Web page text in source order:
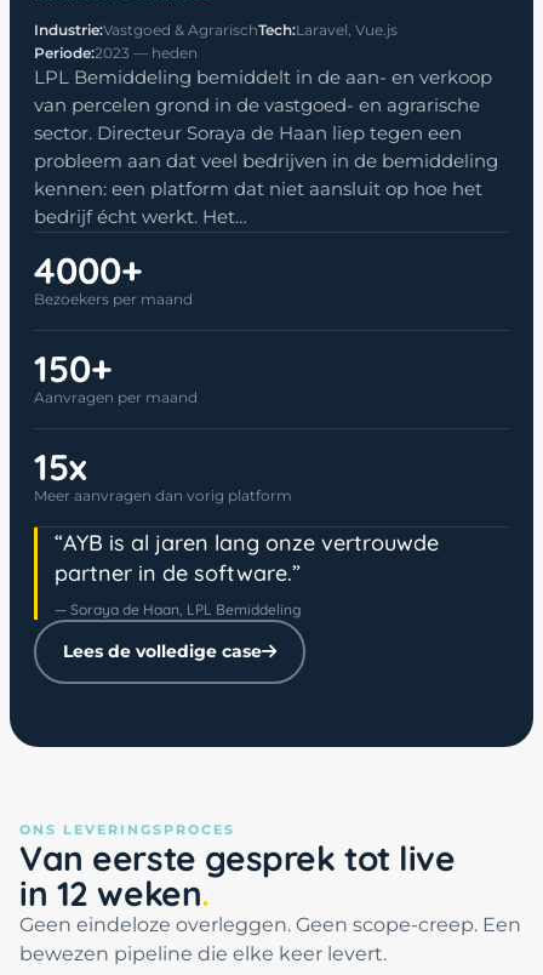
Industrie:Vastgoed & AgrarischTech:Laravel, Vue.js
Periode:2023 — heden
LPL Bemiddeling bemiddelt in de aan- en verkoop
van percelen grond in de vastgoed- en agrarische
sector. Directeur Soraya de Haan liep tegen een
probleem aan dat veel bedrijven in de bemiddeling
kennen: een platform dat niet aansluit op hoe het
bedrijf écht werkt. Het…
4000+
Bezoekers per maand
150+
Aanvragen per maand
15x
Meer aanvragen dan vorig platform
“AYB is al jaren lang onze vertrouwde
partner in de software.”
— Soraya de Haan, LPL Bemiddeling
Lees de volledige case
ONS LEVERINGSPROCES
Van eerste gesprek tot live
in 12 weken
Geen eindeloze overleggen. Geen scope-creep. Een
bewezen pipeline die elke keer levert.